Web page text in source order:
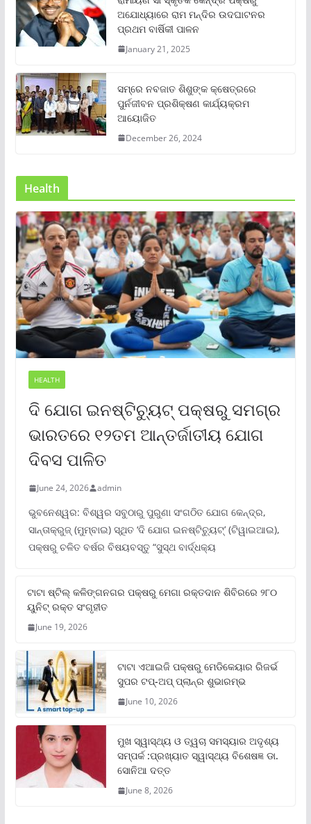
ଅଯୋଧ୍ୟାରେ ରାମ ମନ୍ଦିର ଉଦଘାଟନର
ପ୍ରଥମ ବାର୍ଷିକୀ ପାଳନ
January 21, 2025
ସମ୍‌ରେ ନବଜାତ ଶିଶୁଙ୍କ କ୍ଷେତ୍ରରେ
ପୁର୍ନଜୀବନ ପ୍ରଶିକ୍ଷଣ କାର୍ଯ୍ୟକ୍ରମ
ଆୟୋଜିତ
December 26, 2024
Health
HEALTH
ଦି ଯୋଗ ଇନଷ୍ଟିଚ୍ୟୁଟ୍ ପକ୍ଷରୁ ସମଗ୍ର
ଭାରତରେ ୧୨ତମ ଆନ୍ତର୍ଜାତୀୟ ଯୋଗ
ଦିବସ ପାଳିତ
June 24, 2026 admin
ଭୁବନେଶ୍ୱର: ବିଶ୍ୱର ସବୁଠାରୁ ପୁରୁଣା ସଂଗଠିତ ଯୋଗ କେନ୍ଦ୍ର,
ସାନ୍ତାକ୍ରୁଜ୍ (ମୁମ୍ବାଇ) ସ୍ଥିତ ‘ଦି ଯୋଗ ଇନଷ୍ଟିଚ୍ୟୁଟ୍‌’ (ଟିୱାଇଆଇ),
ପକ୍ଷରୁ ଚଳିତ ବର୍ଷର ବିଷୟବସ୍ତୁ “ସୁସ୍ଥ ବାର୍ଦ୍ଧକ୍ୟ
ଟାଟା ଷ୍ଟିଲ୍‌ କଳିଙ୍ଗନଗର ପକ୍ଷରୁ ମେଗା ରକ୍ତଦାନ ଶିବିରରେ ୨୮୦
ୟୁନିଟ୍‌ ରକ୍ତ ସଂଗୃହୀତ
June 19, 2026
ଟାଟା ଏଆଇଜି ପକ୍ଷରୁ ମେଡିକେୟାର ରିଜର୍ଭ
ସୁପର ଟପ୍‌-ଅପ୍ ପ୍ଲାନ୍‌ର ଶୁଭାରମ୍ଭ
June 10, 2026
ମୁଖ ସ୍ୱାସ୍ଥ୍ୟ ଓ ତ୍ୱଚା ସମସ୍ୟାର ଅଦୃଶ୍ୟ
ସମ୍ପର୍କ :ପ୍ରଖ୍ୟାତ ସ୍ୱାସ୍ଥ୍ୟ ବିଶେଷଜ୍ଞ ଡା.
ସୋନିଆ ଦତ୍ତ
June 8, 2026